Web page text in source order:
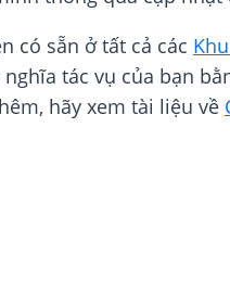
có sẵn ở tất cả các
tác vụ của bạn
hãy xem tài liệu về